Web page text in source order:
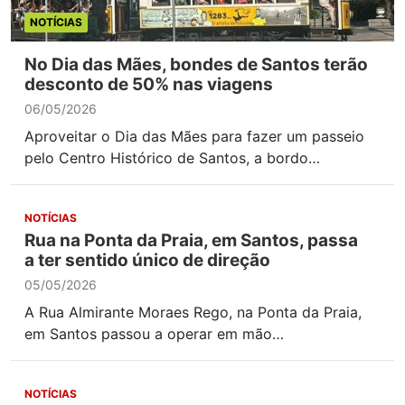
NOTÍCIAS
No Dia das Mães, bondes de Santos terão
desconto de 50% nas viagens
06/05/2026
Aproveitar o Dia das Mães para fazer um passeio
pelo Centro Histórico de Santos, a bordo…
NOTÍCIAS
Rua na Ponta da Praia, em Santos, passa
a ter sentido único de direção
05/05/2026
A Rua Almirante Moraes Rego, na Ponta da Praia,
em Santos passou a operar em mão…
NOTÍCIAS